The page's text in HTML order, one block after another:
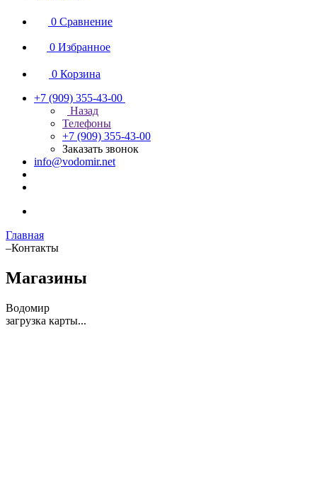
0 Сравнение
0 Избранное
0 Корзина
+7 (909) 355-43-00
Назад
Телефоны
+7 (909) 355-43-00
Заказать звонок
info@vodomir.net
Главная
–Контакты
Магазины
Водомир
загрузка карты...